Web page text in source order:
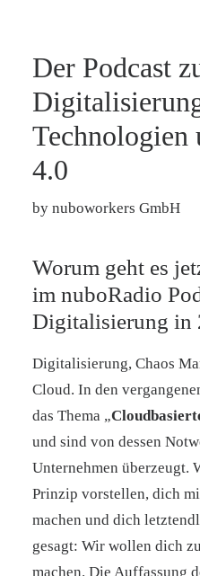
Der Podcast
Technologien
4.0
by nuboworkers GmbH
Worum geht es
im nuboRadio
Digitalisierung in
Digitalisierung, Chaos
Cloud. In den
das Thema „
und sind von dessen
Unternehmen überzeugt.
Prinzip vorstellen, dich
machen und dich
gesagt: Wir wollen dich
machen. Die Auffassung